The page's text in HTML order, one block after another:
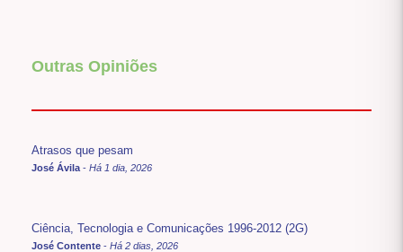
Outras Opiniões
Atrasos que pesam
José Ávila - Há 1 dia, 2026
Ciência, Tecnologia e Comunicações 1996-2012 (2G)
José Contente - Há 2 dias, 2026